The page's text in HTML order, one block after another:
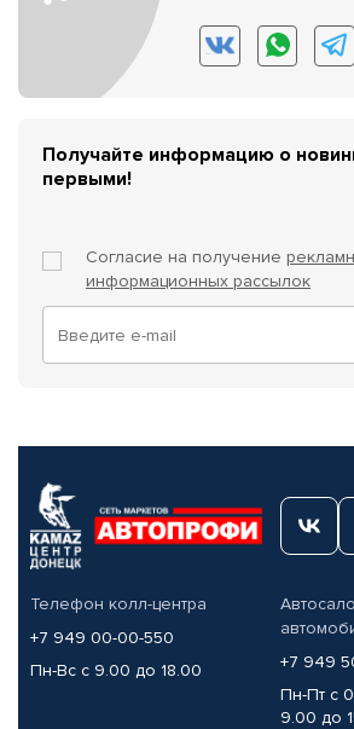
Получайте информацию о
первыми!
Согласие на получение
информационных рассылок
Телефон колл-центра
+7 949 00-00-550
Пн-Вс с 9.00 до 18.00
+7 949
Пн-Пт с
9.00 до